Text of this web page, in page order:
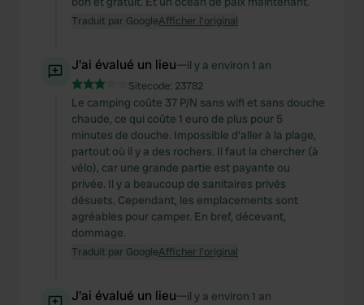
Traduit par GoogleAfficher l'original
J'ai évalué un lieu—il y a environ 1 an
Sitecode: 23782
Le camping coûte 37 P/N sans wifi et sans douche
chaude, ce qui coûte 1 euro de plus pour 5
minutes de douche. Impossible d'aller à la plage,
partout où il y a des rochers. Il faut la chercher (à
vélo), car une grande partie est payante ou
privée. Il y a beaucoup de sanitaires privés
désuets. Cependant, les emplacements sont
agréables pour camper. En bref, décevant,
dommage.
Traduit par GoogleAfficher l'original
J'ai évalué un lieu—il y a environ 1 an